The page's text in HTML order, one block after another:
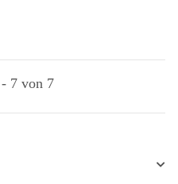
7 von 7